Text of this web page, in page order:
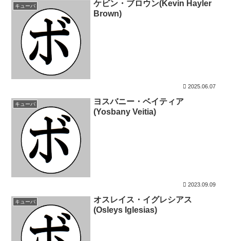
キューバ
ケビン・ブロウン(Kevin Hayler
Brown)
2025.06.07
キューバ
ヨスバニー・ベイティア
(Yosbany Veitia)
2023.09.09
キューバ
オスレイス・イグレシアス
(Osleys Iglesias)